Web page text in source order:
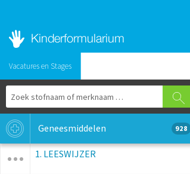
Vacatures en Stages
Geneesmiddelen 928
1. LEESWIJZER